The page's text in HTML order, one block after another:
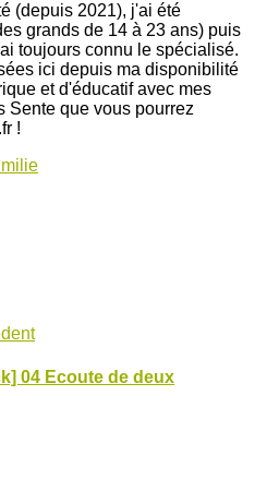
(depuis 2021), j'ai été
grands de 14 à 23 ans) puis
toujours connu le spécialisé.
ici depuis ma disponibilité
et d'éducatif avec mes
Sente que vous pourrez
!
04 Ecoute de deux